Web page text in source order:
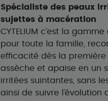
Spécialiste des peaux
sujettes à macération
CYTELIUM c’est la
pour toute la famille,
efficacité dès la première
assèche et apaise en un
irritées suintantes, sans
ainsi de suivre l’évolution